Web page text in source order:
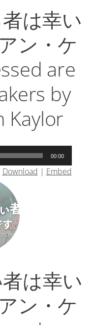
は幸い
ン・ケ
are
by
Kaylor
00:00
Download | Embed
は幸い
ン・ケ